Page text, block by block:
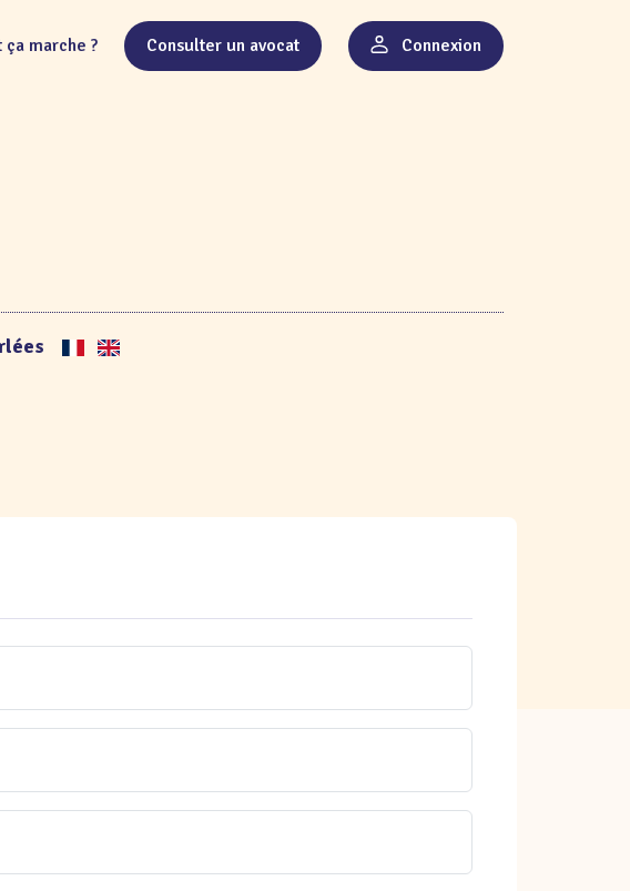
ça marche ? Consulter un avocat Connexion